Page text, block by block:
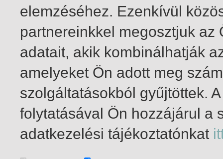
1-2 / total 2 hit
elemzéséhez. Ezenkívül
partnereinkkel megosztjuk
adatait, akik kombinálhatják
amelyeket Ön adott meg
szolgáltatásokból gyűjtöttek.
folytatásával Ön hozzájárul a
adatkezelési tájékoztatónkat